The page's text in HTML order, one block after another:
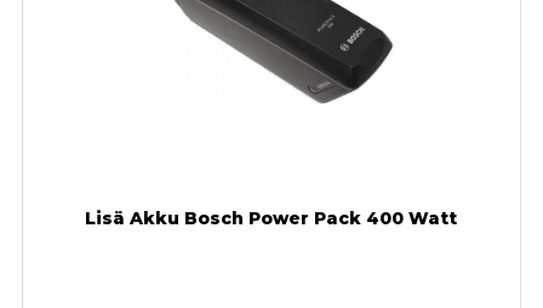
Lisä Akku Bosch Power Pack 400 Watt